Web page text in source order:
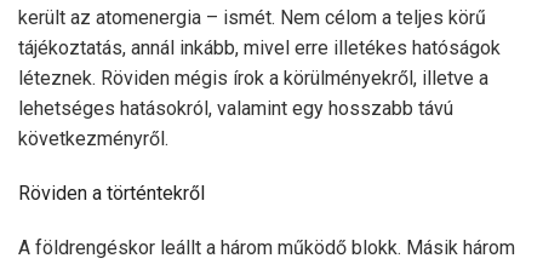
került az atomenergia – ismét. Nem célom a teljes körű
tájékoztatás, annál inkább, mivel erre illetékes hatóságok
léteznek. Röviden mégis írok a körülményekről, illetve a
lehetséges hatásokról, valamint egy hosszabb távú
következményről.
Röviden a történtekről
A földrengéskor leállt a három működő blokk. Másik három